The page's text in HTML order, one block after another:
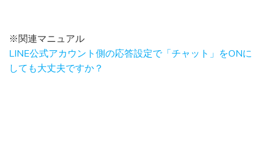
※関連マニュアル
LINE公式アカウント側の応答設定で「チャット」をONに
しても大丈夫ですか？